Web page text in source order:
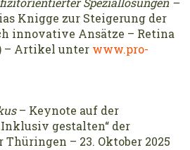
Knigge zur Steigerung der
innovative Ansätze – Retina
– Artikel unter www.pro-
– Keynote auf der
gestalten“ der
– 23. Oktober 2025